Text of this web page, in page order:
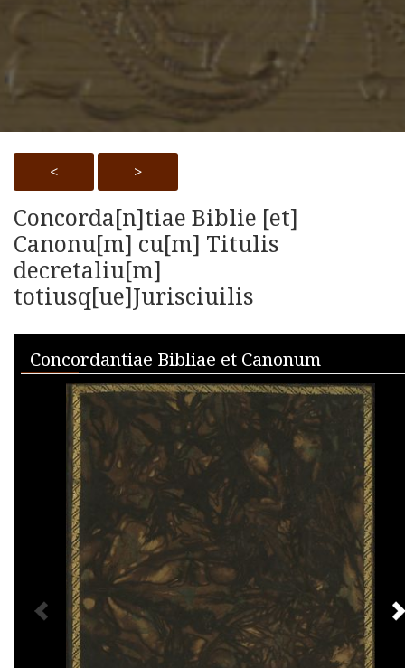
< >
Concorda[n]tiae Biblie [et]
Canonu[m] cu[m] Titulis
decretaliu[m]
totiusq[ue]Jurisciuilis
Media Viewer
Concordantiae Bibliae et Canonum
PREVIOUS IMAGE